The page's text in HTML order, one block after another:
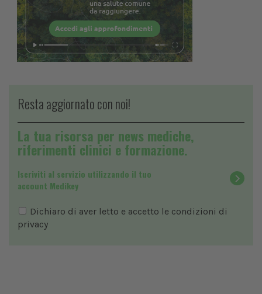
Resta aggiornato con noi!
La tua risorsa per news mediche,
riferimenti clinici e formazione.
Iscriviti al servizio utilizzando il tuo
account Medikey
Dichiaro di aver letto e accetto le condizioni di
privacy